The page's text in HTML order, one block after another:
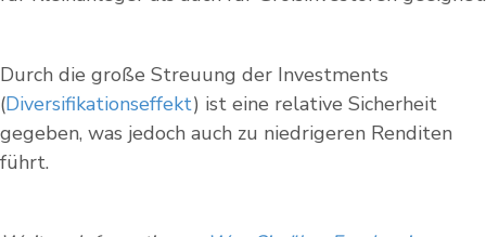
Durch die große Streuung der Investments
(Diversifikationseffekt) ist eine relative Sicherheit
gegeben, was jedoch auch zu niedrigeren Renditen
führt.